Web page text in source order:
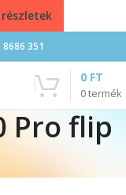
8686 351
0termék
0 FT
Pro flip
részletek